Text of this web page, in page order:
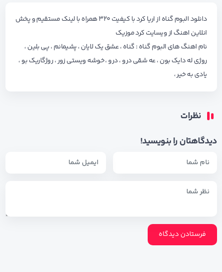
دانلود البوم گناه از اریا کرد با کیفیت ۳۲۰ همراه با لینک مستقیم و پخش
انلاین اهنگ از ویسایت کرد موزیک
نام اهنگ های البوم گناه : گناه ، عشق یک لایان ، پشیمانم ، پی بلین ،
روژی له دایک بون ، عه شقی درو ، درو ، خوشه ویستی زور ، روژگاریک بو ،
یادی به خیر ،
نظرات
دیدگاهتان را بنویسید!